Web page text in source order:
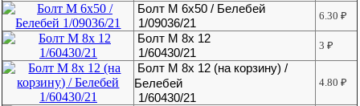
Болт М 6х50 / Белебей
1/09036/21
6.30₽
Болт М 8х 12
1/60430/21
3₽
Болт М 8х 12 (на корзину) /
Белебей
1/60430/21
4.80₽